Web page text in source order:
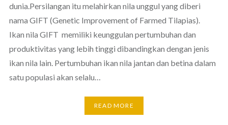
dunia.Persilangan itu melahirkan nila unggul yang diberi
nama GIFT (Genetic Improvement of Farmed Tilapias).
Ikan nila GIFT memiliki keunggulan pertumbuhan dan
produktivitas yang lebih tinggi dibandingkan dengan jenis
ikan nila lain. Pertumbuhan ikan nila jantan dan betina dalam
satu populasi akan selalu…
READ MORE